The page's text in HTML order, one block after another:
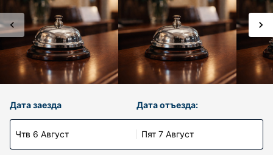
Дата заезда
Чтв 6 Август
Дата отъезда:
Пят 7 Август